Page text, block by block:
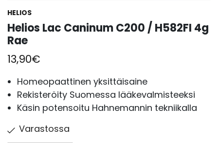
HELIOS
Helios Lac Caninum C200 / H582FI 4g
Rae
13,90€
Homeopaattinen yksittäisaine
Rekisteröity Suomessa lääkevalmisteeksi
Käsin potensoitu Hahnemannin tekniikalla
Varastossa